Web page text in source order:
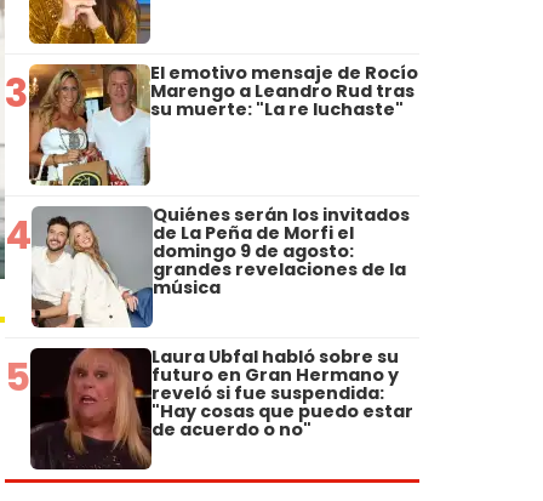
3 El emotivo mensaje de Rocío
Marengo a Leandro Rud tras
su muerte: "La re luchaste"
4 Quiénes serán los invitados
de La Peña de Morfi el
domingo 9 de agosto:
grandes revelaciones de la
música
5 Laura Ubfal habló sobre su
futuro en Gran Hermano y
reveló si fue suspendida:
"Hay cosas que puedo estar
de acuerdo o no"